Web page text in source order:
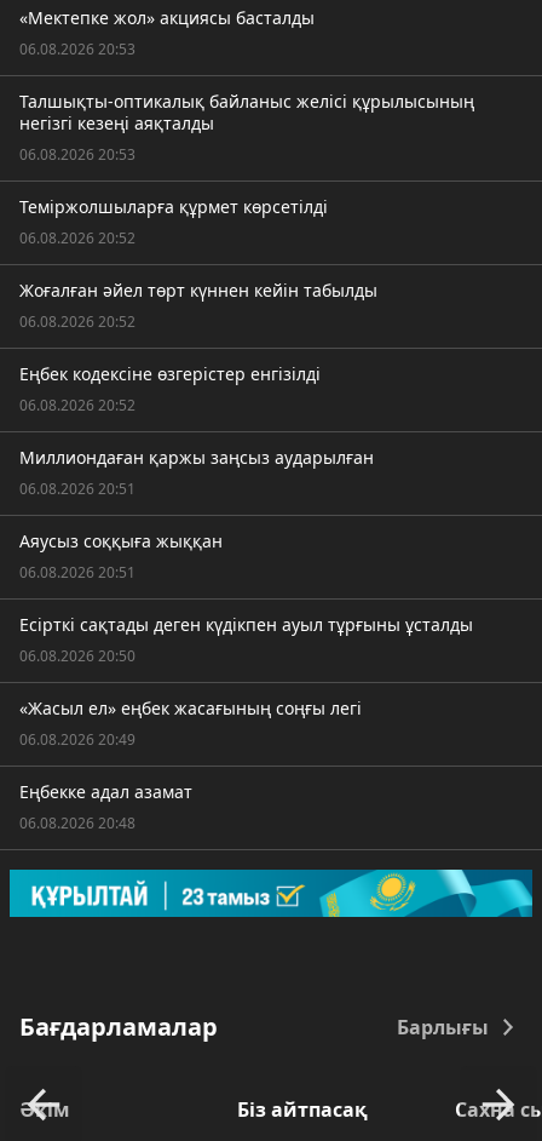
«Мектепке жол» акциясы басталды
06.08.2026 20:53
Талшықты-оптикалық байланыс желісі құрылысының
негізгі кезеңі аяқталды
06.08.2026 20:53
Теміржолшыларға құрмет көрсетілді
06.08.2026 20:52
Жоғалған әйел төрт күннен кейін табылды
06.08.2026 20:52
Еңбек кодексіне өзгерістер енгізілді
06.08.2026 20:52
Миллиондаған қаржы заңсыз аударылған
06.08.2026 20:51
Аяусыз соққыға жыққан
06.08.2026 20:51
Есірткі сақтады деген күдікпен ауыл тұрғыны ұсталды
06.08.2026 20:50
«Жасыл ел» еңбек жасағының соңғы легі
06.08.2026 20:49
Еңбекке адал азамат
06.08.2026 20:48
Бағдарламалар Барлығы
Әкім Біз айтпасақ Сахна